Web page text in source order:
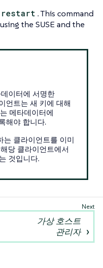
restart . This command
the SUSE and the
이터에 서명한
언트는 새 키에 대해
메타데이터에
해야 합니다.
는 클라이언트를 이미
당 클라이언트에서
것입니다.
가상 호스트
관리자